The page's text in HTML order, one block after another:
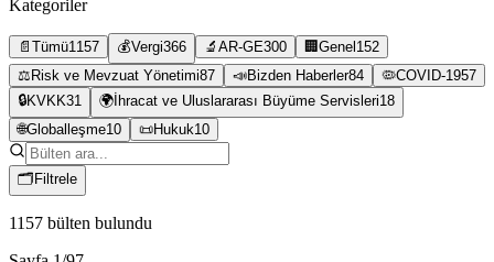
Kategoriler
📄 Tümü1157 💰Vergi366 🔬 AR-GE300 🏢 Genel 152
⚖️ Risk ve Mevzuat Yönetimi87 📣Bizden Haberler84 🦠COVID-1957
🔒KVKK31 🌍 İhracat ve Uluslararası Büyüme Servisleri18
🌐Globalleşme10 📜Hukuk10
🗂 Filtrele
1157 bülten bulundu